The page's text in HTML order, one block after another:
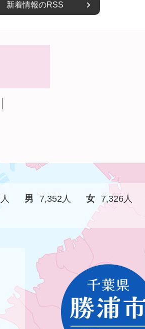
新着情報のRSS
男 7,352人 女 7,326人